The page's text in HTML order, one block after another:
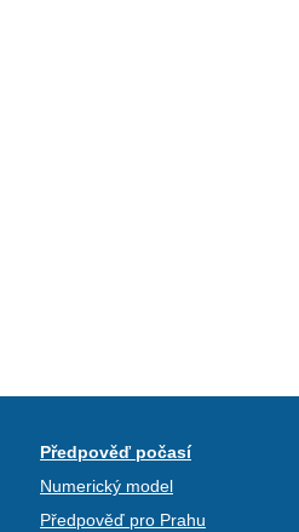
Předpověď počasí
Numerický model
Předpověď pro Prahu